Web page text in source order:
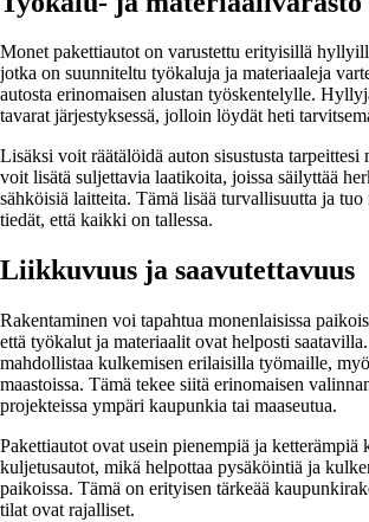
Monet pakettiautot on varustettu erityisillä
jotka on suunniteltu työkaluja ja materiaaleja
autosta erinomaisen alustan työskentelylle.
tavarat järjestyksessä, jolloin löydät heti
Lisäksi voit räätälöidä auton sisustusta
voit lisätä suljettavia laatikoita, joissa säilyttää
sähköisiä laitteita. Tämä lisää turvallisuutta ja
tiedät, että kaikki on tallessa.
Liikkuvuus ja saavutettavuus
Rakentaminen voi tapahtua monenlaisissa
että työkalut ja materiaalit ovat helposti
mahdollistaa kulkemisen erilaisilla työmaille,
maastoissa. Tämä tekee siitä erinomaisen
projekteissa ympäri kaupunkia tai maaseutua.
Pakettiautot ovat usein pienempiä ja ketterämpiä
kuljetusautot, mikä helpottaa pysäköintiä ja
paikoissa. Tämä on erityisen tärkeää
tilat ovat rajalliset.